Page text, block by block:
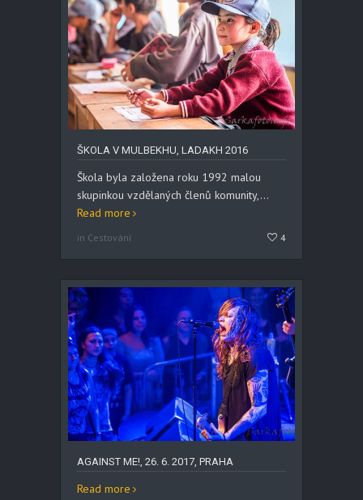
ŠKOLA V MULBEKHU, LADAKH 2016
Škola byla založena roku 1992 malou
skupinkou vzdělaných členů komunity,...
Read more
in Cestování 4
AGAINST ME!, 26. 6. 2017, PRAHA
Read more